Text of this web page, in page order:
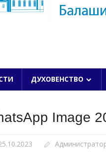
ДУХОВЕНСТВО
Image